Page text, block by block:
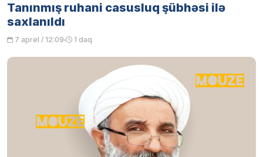
Tanınmış ruhani casusluq şübhəsi ilə
saxlanıldı
7 aprel / 12:09 1 dəq